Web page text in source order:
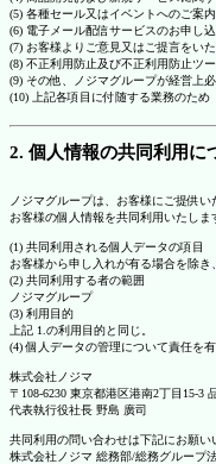
(5) 各種セール又はイベントへのご案
(6) 電子メール配信サービスのお申し
(7) お客様よりご意見又はご提言をい
(8) 不正利用防止及び不正利用防止ツ
(9) その他、ノジマグループが経営上
(10) 上記各項目に付随する業務のため
2. 個人情報の共同利用に
ノジマグループは、お客様にご提供
お客様の個人情報を共同利用いたしま
(1) 共同利用される個人データの項目
お客様から申し入れが有る場合を除き
(2) 共同利用する者の範囲
ノジマグループ
(3) 利用目的
上記 1.の利用目的と同じ。
(4) 個人データの管理について責任を
株式会社ノジマ
〒108-6230 東京都港区港南2丁目15-3
代表執行役社長 野島 廣司
共同利用の問い合わせは下記にお願い
株式会社ノジマ 総務部/総務グループ